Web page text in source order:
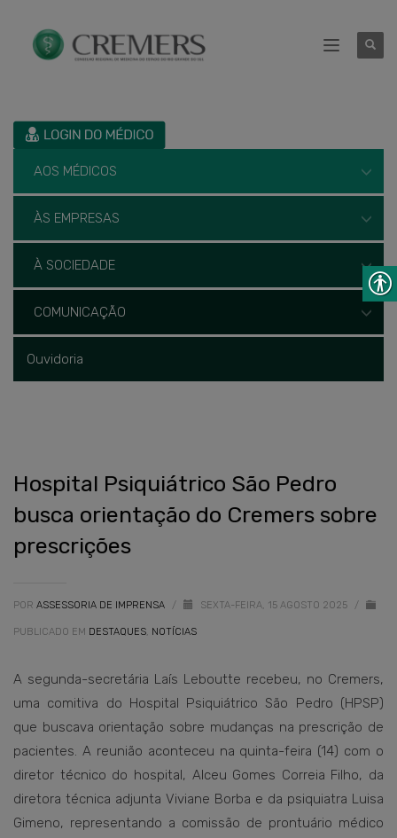
AOS MÉDICOS
ÀS EMPRESAS
À SOCIEDADE
COMUNICAÇÃO
Ouvidoria
Hospital Psiquiátrico São Pedro
busca orientação do Cremers sobre
prescrições
POR ASSESSORIA DE IMPRENSA / SEXTA-FEIRA, 15 AGOSTO 2025 /
PUBLICADO EM DESTAQUES, NOTÍCIAS
A segunda-secretária Laís Leboutte recebeu, no Cremers,
uma comitiva do Hospital Psiquiátrico São Pedro (HPSP)
que buscava orientação sobre mudanças na prescrição de
pacientes. A reunião aconteceu na quinta-feira (14) com o
diretor técnico do hospital, Alceu Gomes Correia Filho, da
diretora técnica adjunta Viviane Borba e da psiquiatra Luisa
Gimeno, representando a comissão de prontuário médico